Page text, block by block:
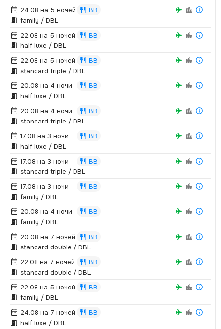
24.08 на 5 ночей
BB
family / DBL
22.08 на 5 ночей
BB
half luxe / DBL
22.08 на 5 ночей
BB
standard triple / DBL
20.08 на 4 ночи
BB
half luxe / DBL
20.08 на 4 ночи
BB
standard triple / DBL
17.08 на 3 ночи
BB
half luxe / DBL
17.08 на 3 ночи
BB
standard triple / DBL
17.08 на 3 ночи
BB
family / DBL
20.08 на 4 ночи
BB
family / DBL
20.08 на 7 ночей
BB
standard double / DBL
22.08 на 7 ночей
BB
standard double / DBL
22.08 на 5 ночей
BB
family / DBL
24.08 на 7 ночей
BB
half luxe / DBL